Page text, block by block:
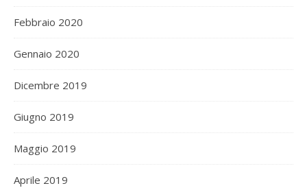
Febbraio 2020
Gennaio 2020
Dicembre 2019
Giugno 2019
Maggio 2019
Aprile 2019